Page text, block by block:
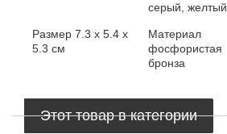
серый, желтый
Размер 7.3 х 5.4 х
5.3 см
Материал
фосфористая
бронза
Этот товар в категории